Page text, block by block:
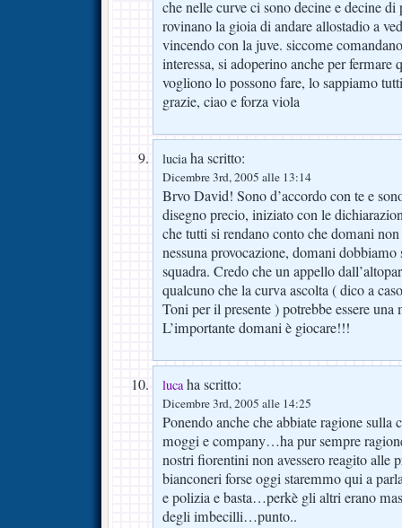
che nelle curve ci sono decine e decine
rovinano la gioia di andare allostadio a
vincendo con la juve. siccome
interessa, si adoperino anche per fermare
vogliono lo possono fare, lo sappiamo
grazie, ciao e forza viola
luciaha scritto:
Dicembre 3rd, 2005 alle 13:14
Brvo David! Sono d’accordo con te e
disegno precio, iniziato con le
che tutti si rendano conto che domani
nessuna provocazione, domani
squadra. Credo che un appello
qualcuno che la curva ascolta ( dico a
Toni per il presente ) potrebbe essere una
L’importante domani è giocare!!!
lucaha scritto:
Dicembre 3rd, 2005 alle 14:25
Ponendo anche che abbiate ragione sulla
moggi e company…ha pur sempre
nostri fiorentini non avessero reagito alle
bianconeri forse oggi staremmo qui a
e polizia e basta…perkè gli altri erano
degli imbecilli…punto..